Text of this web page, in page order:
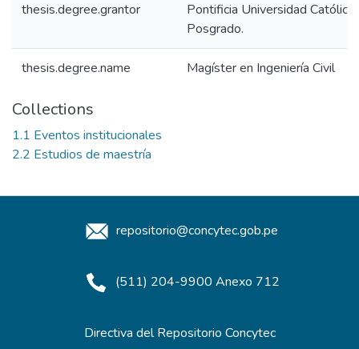
thesis.degree.grantor
Pontificia Universidad
Posgrado.
thesis.degree.name Magíster en Ingeniería Civil
Collections
1.1 Eventos institucionales
2.2 Estudios de maestría
repositorio@concytec.gob.pe
(511) 204-9900 Anexo 712
Directiva del Repositorio Concytec